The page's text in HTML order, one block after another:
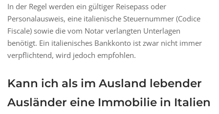
In der Regel werden ein gültiger Reisepass oder
Personalausweis, eine italienische Steuernummer (Codice
Fiscale) sowie die vom Notar verlangten Unterlagen
benötigt. Ein italienisches Bankkonto ist zwar nicht immer
verpflichtend, wird jedoch empfohlen.
Kann ich als im Ausland lebender
Ausländer eine Immobilie in Italien